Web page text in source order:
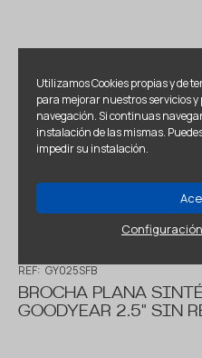
Utilizamos Cookies propias y de
para mejorar nuestros servicios
navegación. Si continuas
instalación de las mismas.
impedir su instalación.
REF: GY025SFB
BROCHA PLANA
GOODYEAR 2.5" SIN